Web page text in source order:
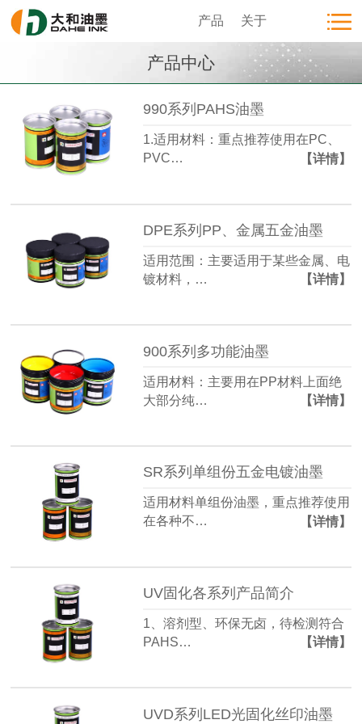
产品 关于
产品中心
990系列PAHS油墨
1.适用材料：重点推荐使用在PC、
PVC…
【详情】
DPE系列PP、金属五金油墨
适用范围：主要适用于某些金属、电
镀材料，…
【详情】
900系列多功能油墨
适用材料：主要用在PP材料上面绝
大部分纯…
【详情】
SR系列单组份五金电镀油墨
适用材料单组份油墨，重点推荐使用
在各种不…
【详情】
UV固化各系列产品简介
1、溶剂型、环保无卤，待检测符合
PAHS…
【详情】
UVD系列LED光固化丝印油墨